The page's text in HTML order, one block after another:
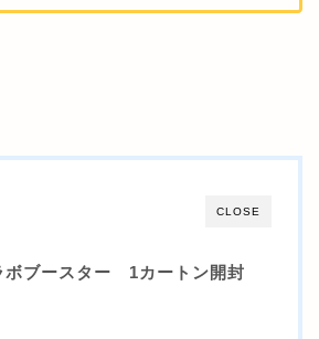
CLOSE
ボブースター 1カートン開封